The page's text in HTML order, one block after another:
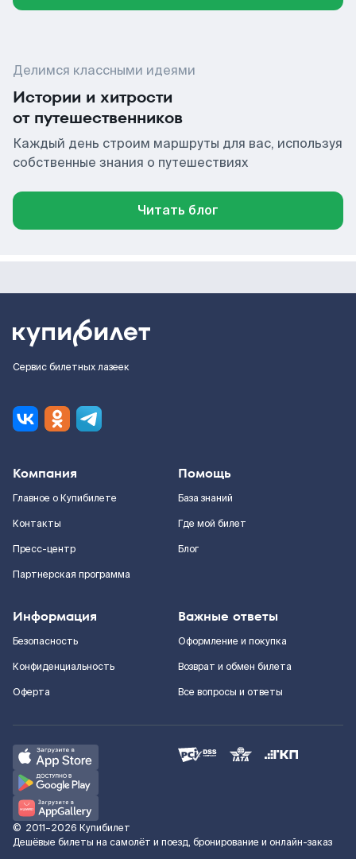
Делимся классными идеями
Истории и хитрости
от путешественников
Каждый день строим маршруты для вас, используя
собственные знания о путешествиях
Читать блог
Сервис билетных лазеек
Компания
Главное о Купибилете
Контакты
Пресс-центр
Партнерская программа
Помощь
База знаний
Где мой билет
Блог
Информация
Безопасность
Конфиденциальность
Оферта
Важные ответы
Оформление и покупка
Возврат и обмен билета
Все вопросы и ответы
© 2011–2026 Купибилет
Дешёвые билеты на самолёт и поезд, бронирование и онлайн-заказ